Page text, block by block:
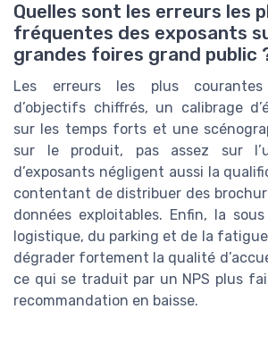
Quelles sont les erreurs les
fréquentes des exposants
grandes foires grand public
Les erreurs les plus courantes
d’objectifs chiffrés, un calibrage
sur les temps forts et une
sur le produit, pas assez sur
d’exposants négligent aussi la
contentant de distribuer des
données exploitables. Enfin, la
logistique, du parking et de la
dégrader fortement la qualité
ce qui se traduit par un NPS plus
recommandation en baisse.